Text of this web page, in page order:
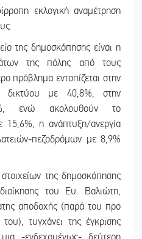
εκλογική αναμέτρηση
της δημοσκόπησης είναι η
της πόλης από τους
πρόβλημα εντοπίζεται στην
με 40,8%, στην
ενώ ακολουθούν το
15,6%, η ανάπτυξη/ανεργία
πεζοδρόμων με 8,9%
της δημοσκόπησης
του Ευ. Βαλιώτη,
αποδοχής (παρά του προ
τυγχάνει της έγκρισης